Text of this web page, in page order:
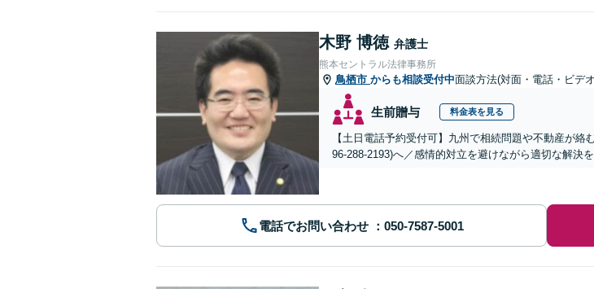
木野 博徳 弁護士
熊本セントラル法律事務所
鳥栖市 からも相談受付中面談方法(対面・電話・ビデ
生前贈与 料金表を見る
【土日電話予約受付可】九州で相続問題や不動産が
96-288-2193)へ／感情的対立を避けながら適切な解決
電話でお問い合わせ